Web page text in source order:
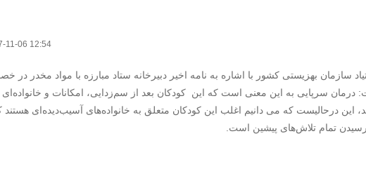
11-06 12:54
سازمان بهزیستی کشور با اشاره به نامه اخیر دبیرخانه ستاد مبارزه با مواد مخدر در
درمان سرپایی به این معنی است که این کودکان بعد از سم‌زدایی، امکانات و خانواده‌ای
این درحالیست که می دانیم اغلب این کودکان متعلق به خانواده‌های آسیب‌دیده‌ای هستند
تمام تلاش‌های پیشین است.